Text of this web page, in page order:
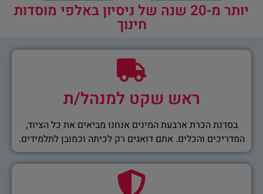
יותר מ-20 שנה של ניסיון באלפי מוסדות
חינוך
ראש שקט למנהל/ת
בסדנת הכרת ארבעת המינים אנחנו מביאים את כל הציוד,
המדריכים והכלים. אתם דואגים רק לכיתה וכמובן לתלמידים.